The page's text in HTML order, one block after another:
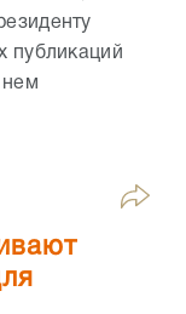
публикаций
нем